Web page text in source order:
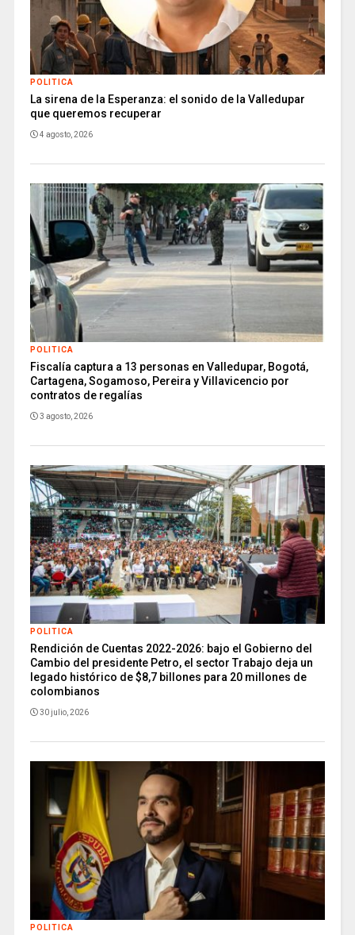
POLITICA
La sirena de la Esperanza: el sonido de la Valledupar
que queremos recuperar
4 agosto, 2026
POLITICA
Fiscalía captura a 13 personas en Valledupar, Bogotá,
Cartagena, Sogamoso, Pereira y Villavicencio por
contratos de regalías
3 agosto, 2026
POLITICA
Rendición de Cuentas 2022-2026: bajo el Gobierno del
Cambio del presidente Petro, el sector Trabajo deja un
legado histórico de $8,7 billones para 20 millones de
colombianos
30 julio, 2026
POLITICA